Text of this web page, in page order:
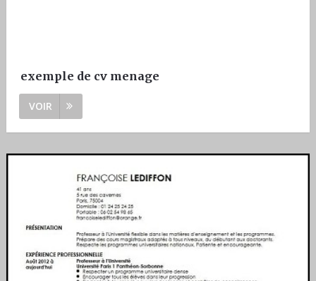
exemple de cv menage
VOIR